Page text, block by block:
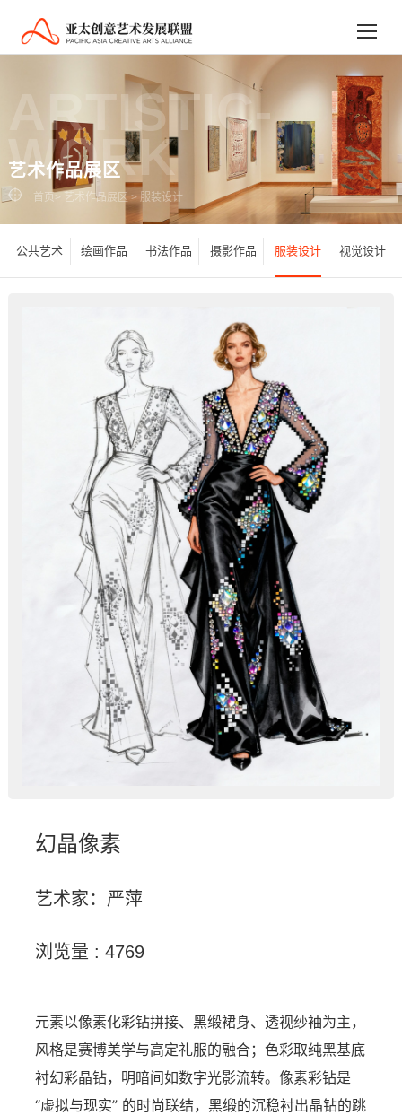
ARTISTIC-
WORK
艺术作品展区
首页 > 艺术作品展区 > 服装设计
公共艺术 绘画作品 书法作品 摄影作品 服装设计 视觉设计
幻晶像素
艺术家：严萍
浏览量 : 4769
元素以像素化彩钻拼接、黑缎裙身、透视纱袖为主，
风格是赛博美学与高定礼服的融合；色彩取纯黑基底
衬幻彩晶钻，明暗间如数字光影流转。像素彩钻是
“虚拟与现实” 的时尚联结，黑缎的沉稳衬出晶钻的跳